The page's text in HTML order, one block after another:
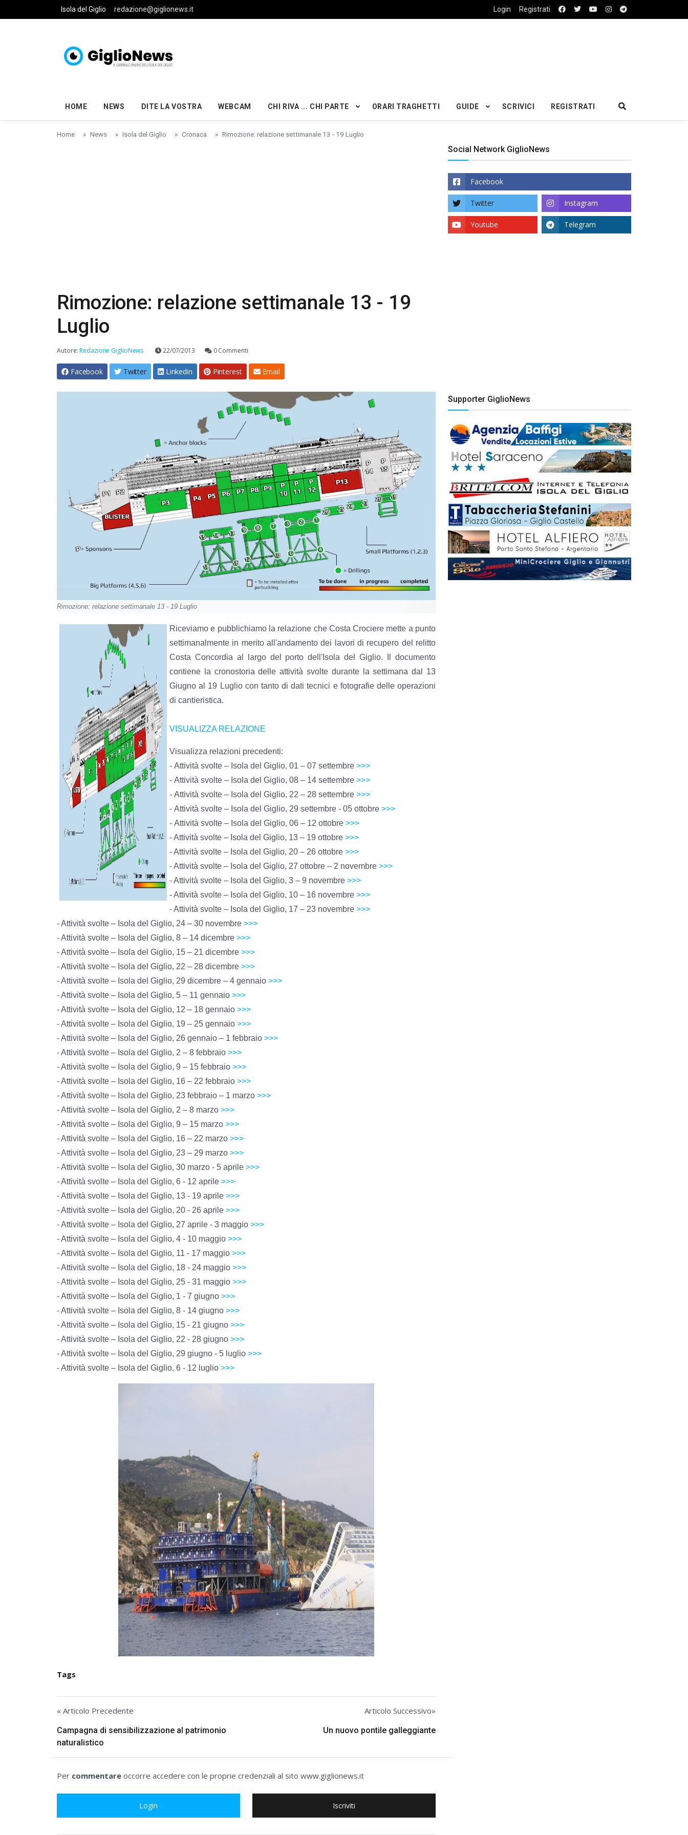
Skip to main content
Isola del Giglio redazione@giglionews.it Login Registrati
HOME NEWS DITE LA VOSTRA WEBCAM CHI RIVA ... CHI PARTE ORARI TRAGHETTI GUIDE SCRIVICI REGISTRATI
Home News Isola del Giglio Cronaca Rimozione: relazione settimanale 13 - 19 Luglio
Rimozione: relazione settimanale 13 - 19
Luglio
Autore:Redazione GiglioNews 22/07/2013 0 Commenti
Facebook Twitter Linkedin Pinterest Email
Rimozione: relazione settimanale 13 - 19 Luglio
Riceviamo e pubblichiamo la relazione che Costa Crociere mette a punto
settimanalmente in merito all'andamento dei lavori di recupero del relitto
Costa Concordia al largo del porto dell'Isola del Giglio. Il documento
contiene la cronostoria delle attività svolte durante la settimana dal 13
Giugno al 19 Luglio con tanto di dati tecnici e fotografie delle operazioni
di cantieristica.
VISUALIZZA RELAZIONE
Visualizza relazioni precedenti:
- Attività svolte – Isola del Giglio, 01 – 07 settembre >>>
- Attività svolte – Isola del Giglio, 08 – 14 settembre >>>
- Attività svolte – Isola del Giglio, 22 – 28 settembre >>>
- Attività svolte – Isola del Giglio, 29 settembre - 05 ottobre >>>
- Attività svolte – Isola del Giglio, 06 – 12 ottobre >>>
- Attività svolte – Isola del Giglio, 13 – 19 ottobre >>>
- Attività svolte – Isola del Giglio, 20 – 26 ottobre >>>
- Attività svolte – Isola del Giglio, 27 ottobre – 2 novembre >>>
- Attività svolte – Isola del Giglio, 3 – 9 novembre >>>
- Attività svolte – Isola del Giglio, 10 – 16 novembre >>>
- Attività svolte – Isola del Giglio, 17 – 23 novembre >>>
- Attività svolte – Isola del Giglio, 24 – 30 novembre >>>
- Attività svolte – Isola del Giglio, 8 – 14 dicembre >>>
- Attività svolte – Isola del Giglio, 15 – 21 dicembre >>>
- Attività svolte – Isola del Giglio, 22 – 28 dicembre >>>
- Attività svolte – Isola del Giglio, 29 dicembre – 4 gennaio >>>
- Attività svolte – Isola del Giglio, 5 – 11 gennaio >>>
- Attività svolte – Isola del Giglio, 12 – 18 gennaio >>>
- Attività svolte – Isola del Giglio, 19 – 25 gennaio >>>
- Attività svolte – Isola del Giglio, 26 gennaio – 1 febbraio >>>
- Attività svolte – Isola del Giglio, 2 – 8 febbraio >>>
- Attività svolte – Isola del Giglio, 9 – 15 febbraio >>>
- Attività svolte – Isola del Giglio, 16 – 22 febbraio >>>
- Attività svolte – Isola del Giglio, 23 febbraio – 1 marzo >>>
- Attività svolte – Isola del Giglio, 2 – 8 marzo >>>
- Attività svolte – Isola del Giglio, 9 – 15 marzo >>>
- Attività svolte – Isola del Giglio, 16 – 22 marzo >>>
- Attività svolte – Isola del Giglio, 23 – 29 marzo >>>
- Attività svolte – Isola del Giglio, 30 marzo - 5 aprile >>>
- Attività svolte – Isola del Giglio, 6 - 12 aprile >>>
- Attività svolte – Isola del Giglio, 13 - 19 aprile >>>
- Attività svolte – Isola del Giglio, 20 - 26 aprile >>>
- Attività svolte – Isola del Giglio, 27 aprile - 3 maggio >>>
- Attività svolte – Isola del Giglio, 4 - 10 maggio >>>
- Attività svolte – Isola del Giglio, 11 - 17 maggio >>>
- Attività svolte – Isola del Giglio, 18 - 24 maggio >>>
- Attività svolte – Isola del Giglio, 25 - 31 maggio >>>
- Attività svolte – Isola del Giglio, 1 - 7 giugno >>>
- Attività svolte – Isola del Giglio, 8 - 14 giugno >>>
- Attività svolte – Isola del Giglio, 15 - 21 giugno >>>
- Attività svolte – Isola del Giglio, 22 - 28 giugno >>>
- Attività svolte – Isola del Giglio, 29 giugno - 5 luglio >>>
- Attività svolte – Isola del Giglio, 6 - 12 luglio >>>
Tags
« Articolo Precedente
Campagna di sensibilizzazione al patrimonio
naturalistico
Articolo Successivo»
Un nuovo pontile galleggiante
Per commentare occorre accedere con le proprie credenziali al sito www.giglionews.it
Login Iscriviti
Social Network GiglioNews
Facebook
Twitter Instagram
Youtube Telegram
Supporter GiglioNews